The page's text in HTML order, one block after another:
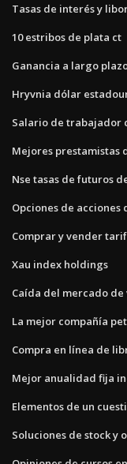
Tasas de interés y
10 estribos de plata ct
Ganancia a largo
Hryvnia dólar
Salario de trabajador
Mejores prestamistas
Nse tasas de futuros
Opciones de acciones
Comprar y vender
Xau index holdings
Caída del mercado
La mejor compañía
Compra en línea de
Mejor anualidad fija
Elementos de un
Soluciones de stock y